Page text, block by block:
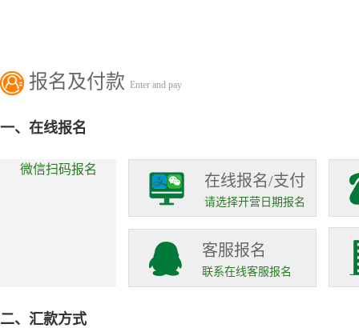
报名及付款 Enter and pay
一、在线报名
微信扫码报名
在线报名/支付
请选择开营日期报名
客服报名
联系在线客服报名
二、汇款方式